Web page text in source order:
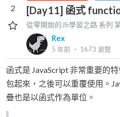
[Day11] 函式
從零開始的JS學習之路 系列
Rex
5 年前 ‧ 1673 瀏覽
2
函式是 JavaScript 非常重要的
包起來，之後可以重覆使用。
疊也是以函式作為單位。